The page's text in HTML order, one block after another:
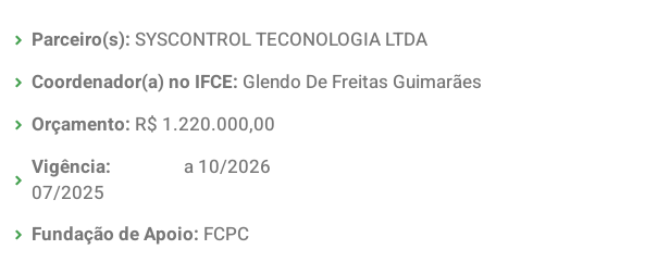
Parceiro(s): SYSCONTROL TECONOLOGIA LTDA
Coordenador(a) no IFCE: Glendo De Freitas Guimarães
Orçamento: R$ 1.220.000,00
Vigência:
07/2025
a 10/2026
Fundação de Apoio: FCPC